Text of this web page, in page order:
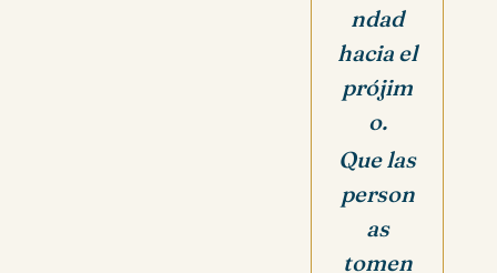
ndad
hacia el
prójim
o.
Que las
person
as
tomen